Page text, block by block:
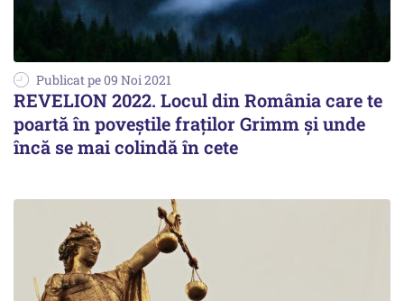
Publicat pe 09 Noi 2021
REVELION 2022. Locul din România care te
poartă în poveștile fraților Grimm și unde
încă se mai colindă în cete